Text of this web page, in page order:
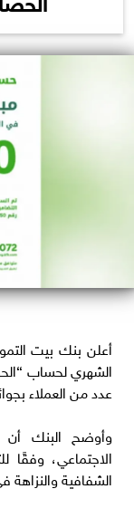
أعلن بنك بيت
عدد من العملاء بجوائز
وأوضح البنك
الشفافية والنزاهة